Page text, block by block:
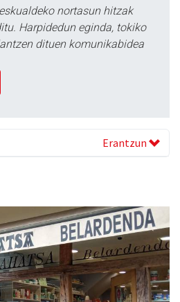
nortasun hitzak
Harpidedun eginda, tokiko
dituen komunikabidea
Erantzun